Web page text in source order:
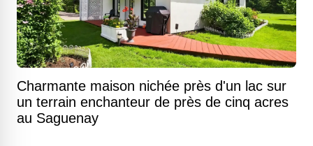
Charmante maison nichée près d'un lac sur
un terrain enchanteur de près de cinq acres
au Saguenay